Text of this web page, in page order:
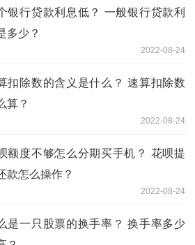
银行贷款利息低？ 一般银行贷款利
多少？
2022-08-24
扣除数的含义是什么？ 速算扣除数
算？
2022-08-24
额度不够怎么分期买手机？ 花呗提
款怎么操作？
2022-08-24
是一只股票的换手率？ 换手率多少